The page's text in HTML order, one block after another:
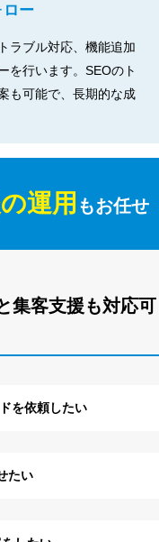
ロー
ラブル対応、機能追加
を行います。SEOのト
も可能で、長期的な成
運用 もお任せ
集客支援も対応可
を依頼したい
たい